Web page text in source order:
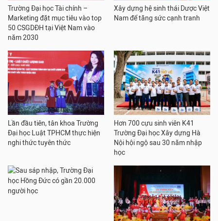
Trường Đại học Tài chính –
Marketing đặt mục tiêu vào top
50 CSGDĐH tại Việt Nam vào
năm 2030
Xây dựng hệ sinh thái Dược Việt
Nam để tăng sức cạnh tranh
Lần đầu tiên, tân khoa Trường
Đại học Luật TPHCM thực hiện
nghi thức tuyên thức
Hơn 700 cựu sinh viên K41
Trường Đại học Xây dựng Hà
Nội hội ngộ sau 30 năm nhập
học